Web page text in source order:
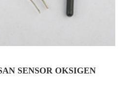
SENSOR OKSIGEN